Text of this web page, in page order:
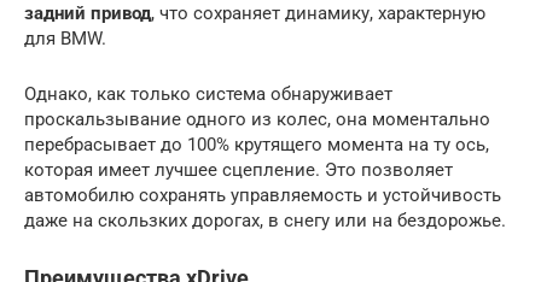
задний привод, что сохраняет динамику, характерную
для BMW.
Однако, как только система обнаруживает
проскальзывание одного из колес, она моментально
перебрасывает до 100% крутящего момента на ту ось,
которая имеет лучшее сцепление. Это позволяет
автомобилю сохранять управляемость и устойчивость
даже на скользких дорогах, в снегу или на бездорожье.